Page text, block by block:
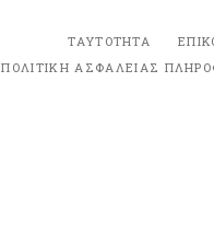
ΤΑΥΤΟΤΗΤΑ
ΠΟΛΙΤΙΚΗ ΑΣΦΑΛΕΙΑΣ